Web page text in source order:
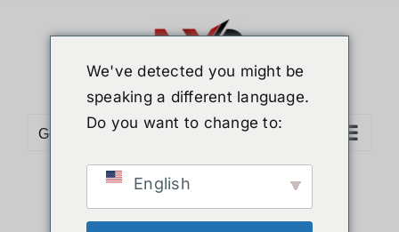
Go to...
Sort byDate
We've detected you might be
speaking a different language.
Do you want to change to:
English